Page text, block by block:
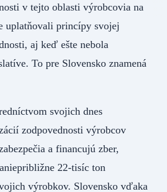
v tejto oblasti výrobcovia na
uplatňovali princípy svojej
aj keď ešte nebola
To pre Slovensko znamená
svojich dnes
zodpovednosti výrobcov
a financujú zber,
22-tisíc ton
výrobkov. Slovensko vďaka